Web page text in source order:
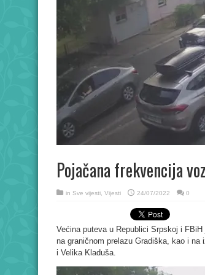
Pojačana frekvencija
in Sve vijesti Vijesti 24/07/2022 0
Većina puteva u Republici Srpskoj i
na graničnom prelazu Gradiška, kao i
i Velika Kladuša.